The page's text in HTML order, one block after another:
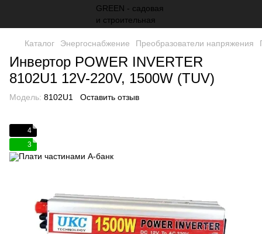
Каталог Энергоснабжение Преобразователи напряжения
Инвертор POWER INVERTER
8102U1 12V-220V, 1500W (TUV)
Модель: 8102U1 Оставить отзыв
4
3